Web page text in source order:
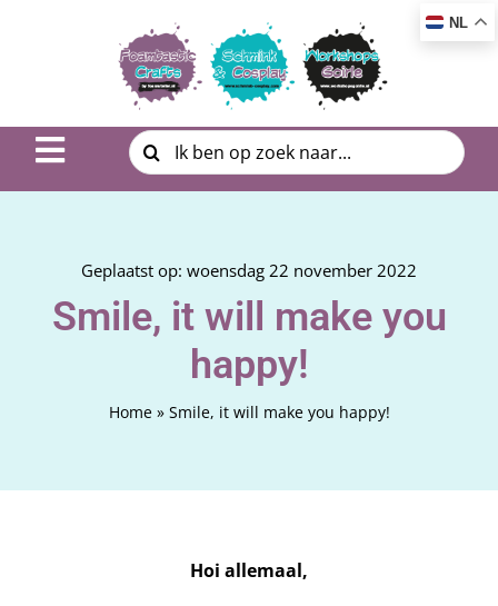
Toggle
Product uitleg
Workshop | Cursus
Zoeken
naar:
Geplaatst op: woensdag 22 november 2022
Smile, it will make you
happy!
Home» Smile, it will make you happy!
Hoi allemaal,
NL